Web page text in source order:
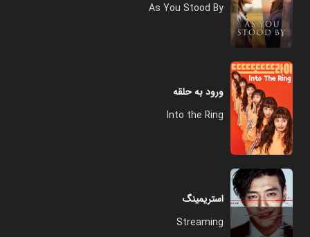
As You Stood By
ورود به حلقه
Into the Ring
استریمینگ
Streaming